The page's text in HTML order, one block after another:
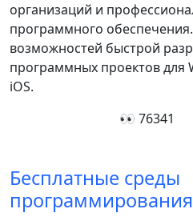
организаций и
программного
возможностей быстрой
программных проектов для
iOS.
👀 76341
Бесплатные среды